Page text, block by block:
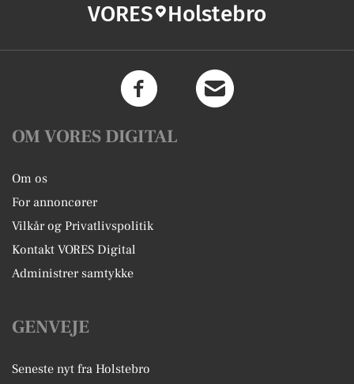
VORES Holstebro
OM VORES DIGITAL
Om os
For annoncører
Vilkår og Privatlivspolitik
Kontakt VORES Digital
Administrer samtykke
GENVEJE
Seneste nyt fra Holstebro